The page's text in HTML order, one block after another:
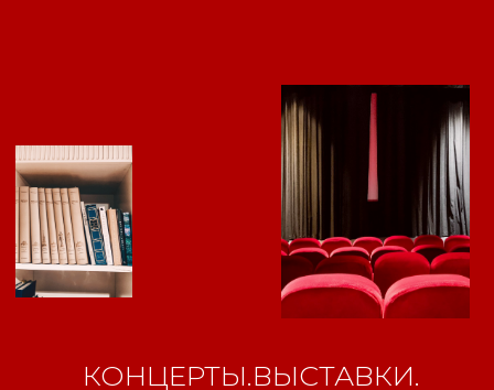
КОНЦЕРТЫ.ВЫСТАВКИ.
регистрации СМИ ЭЛ №
ФС77-84346 от 08.12.2022
ISSN 3033-9081
Макс